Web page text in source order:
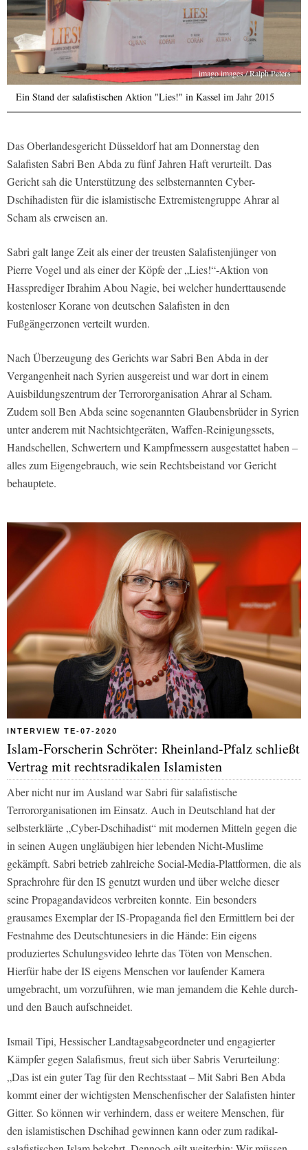
imago images / Ralph Peters
Ein Stand der salafistischen Aktion "Lies!" in Kassel im Jahr 2015
Das Oberlandesgericht Düsseldorf hat am Donnerstag den
Salafisten Sabri Ben Abda zu fünf Jahren Haft verurteilt. Das
Gericht sah die Unterstützung des selbsternannten Cyber-
Dschihadisten für die islamistische Extremistengruppe Ahrar al
Scham als erweisen an.
Sabri galt lange Zeit als einer der treusten Salafistenjünger von
Pierre Vogel und als einer der Köpfe der „Lies!“-Aktion von
Hassprediger Ibrahim Abou Nagie, bei welcher hunderttausende
kostenloser Korane von deutschen Salafisten in den
Fußgängerzonen verteilt wurden.
Nach Überzeugung des Gerichts war Sabri Ben Abda in der
Vergangenheit nach Syrien ausgereist und war dort in einem
Auisbildungszentrum der Terrororganisation Ahrar al Scham.
Zudem soll Ben Abda seine sogenannten Glaubensbrüder in Syrien
unter anderem mit Nachtsichtgeräten, Waffen-Reinigungssets,
Handschellen, Schwertern und Kampfmessern ausgestattet haben –
alles zum Eigengebrauch, wie sein Rechtsbeistand vor Gericht
behauptete.
INTERVIEW TE-07-2020
Islam-Forscherin Schröter: Rheinland-Pfalz schließt
Vertrag mit rechtsradikalen Islamisten
Aber nicht nur im Ausland war Sabri für salafistische
Terrororganisationen im Einsatz. Auch in Deutschland hat der
selbsterklärte „Cyber-Dschihadist“ mit modernen Mitteln gegen die
in seinen Augen ungläubigen hier lebenden Nicht-Muslime
gekämpft. Sabri betrieb zahlreiche Social-Media-Plattformen, die als
Sprachrohre für den IS genutzt wurden und über welche dieser
seine Propagandavideos verbreiten konnte. Ein besonders
grausames Exemplar der IS-Propaganda fiel den Ermittlern bei der
Festnahme des Deutschtunesiers in die Hände: Ein eigens
produziertes Schulungsvideo lehrte das Töten von Menschen.
Hierfür habe der IS eigens Menschen vor laufender Kamera
umgebracht, um vorzuführen, wie man jemandem die Kehle durch-
und den Bauch aufschneidet.
Ismail Tipi, Hessischer Landtagsabgeordneter und engagierter
Kämpfer gegen Salafismus, freut sich über Sabris Verurteilung:
„Das ist ein guter Tag für den Rechtsstaat – Mit Sabri Ben Abda
kommt einer der wichtigsten Menschenfischer der Salafisten hinter
Gitter. So können wir verhindern, dass er weitere Menschen, für
den islamistischen Dschihad gewinnen kann oder zum radikal-